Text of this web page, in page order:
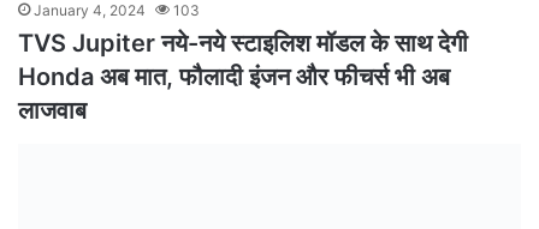
January 4, 2024 103
TVS Jupiter नये-नये स्टाइलिश मॉडल के साथ देगी
Honda अब मात, फौलादी इंजन और फीचर्स भी अब
लाजवाब